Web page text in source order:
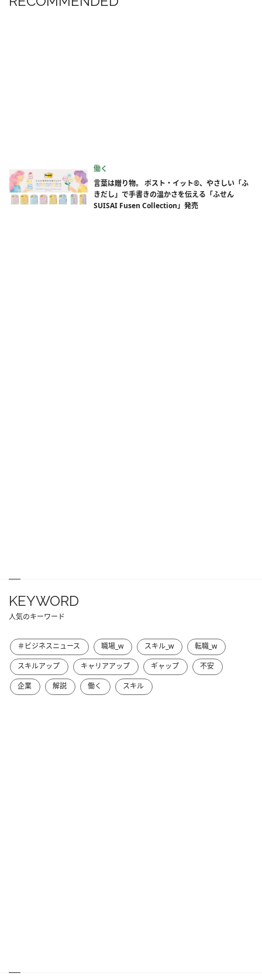
働く
言葉は贈り物。 ポスト・イット®、やさしい「ふ
きだし」で手書きの温かさを伝える「ふせん
SUISAI Fusen Collection」発売
KEYWORD
人気のキーワード
＃ビジネスニュース 職場_w スキル_w
転職_w
スキルアップ
キャリアアップ ギャップ
不安
企業
解説 働く スキル